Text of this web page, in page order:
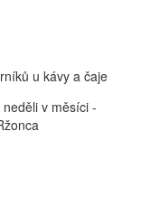
u kávy a čaje
v měsíci -